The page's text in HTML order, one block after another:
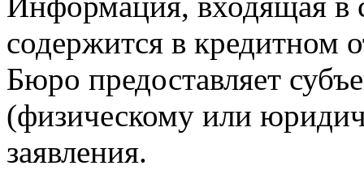
содержится в кредитном
Бюро предоставляет
(физическому или
заявления.